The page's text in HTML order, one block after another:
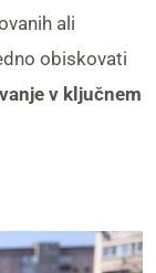
ali
obiskovati
v ključnem